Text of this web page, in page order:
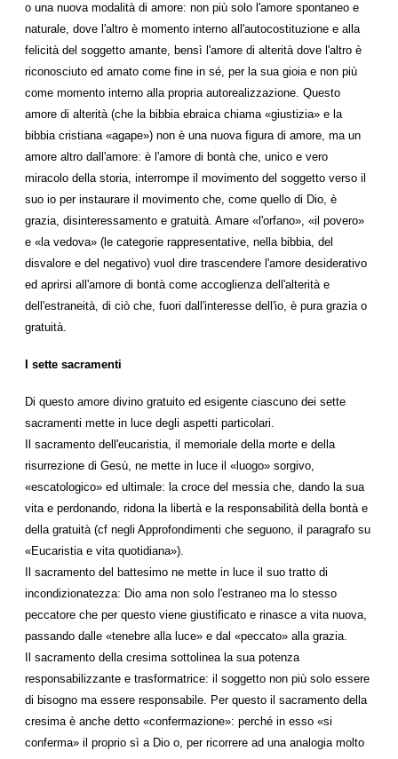
o una nuova modalità di amore: non più solo l'amore spontaneo e
naturale, dove l'altro è momento interno all'autocostituzione e alla
felicità del soggetto amante, bensì l'amore di alterità dove l'altro è
riconosciuto ed amato come fine in sé, per la sua gioia e non più
come momento interno alla propria autorealizzazione. Questo
amore di alterità (che la bibbia ebraica chiama «giustizia» e la
bibbia cristiana «agape») non è una nuova figura di amore, ma un
amore altro dall'amore: è l'amore di bontà che, unico e vero
miracolo della storia, interrompe il movimento del soggetto verso il
suo io per instaurare il movimento che, come quello di Dio, è
grazia, disinteressamento e gratuità. Amare «l'orfano», «il povero»
e «la vedova» (le categorie rappresentative, nella bibbia, del
disvalore e del negativo) vuol dire trascendere l'amore desiderativo
ed aprirsi all'amore di bontà come accoglienza dell'alterità e
dell'estraneità, di ciò che, fuori dall'interesse dell'io, è pura grazia o
gratuità.
I sette sacramenti
Di questo amore divino gratuito ed esigente ciascuno dei sette
sacramenti mette in luce degli aspetti particolari.
Il sacramento dell'eucaristia, il memoriale della morte e della
risurrezione di Gesù, ne mette in luce il «luogo» sorgivo,
«escatologico» ed ultimale: la croce del messia che, dando la sua
vita e perdonando, ridona la libertà e la responsabilità della bontà e
della gratuità (cf negli Approfondimenti che seguono, il paragrafo su
«Eucaristia e vita quotidiana»).
Il sacramento del battesimo ne mette in luce il suo tratto di
incondizionatezza: Dio ama non solo l'estraneo ma lo stesso
peccatore che per questo viene giustificato e rinasce a vita nuova,
passando dalle «tenebre alla luce» e dal «peccato» alla grazia.
Il sacramento della cresima sottolinea la sua potenza
responsabilizzante e trasformatrice: il soggetto non più solo essere
di bisogno ma essere responsabile. Per questo il sacramento della
cresima è anche detto «confermazione»: perché in esso «si
conferma» il proprio sì a Dio o, per ricorrere ad una analogia molto